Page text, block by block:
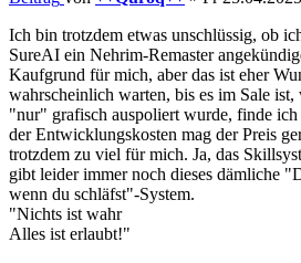
Ich bin trotzdem etwas unschlüssig, ob
SureAI ein Nehrim-Remaster
Kaufgrund für mich, aber das ist eher
wahrscheinlich warten, bis es im Sale
"nur" grafisch auspoliert wurde, finde
der Entwicklungskosten mag der Preis
trotzdem zu viel für mich. Ja, das
gibt leider immer noch dieses dämliche
wenn du schläfst"-System.
"Nichts ist wahr
Alles ist erlaubt!"